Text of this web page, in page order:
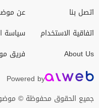
اتصل بنا
اتفاقية الاستخدام
About Us
عن
سياسة
فريق
Powered by
جميع الحقوق محفوظة © موضوع